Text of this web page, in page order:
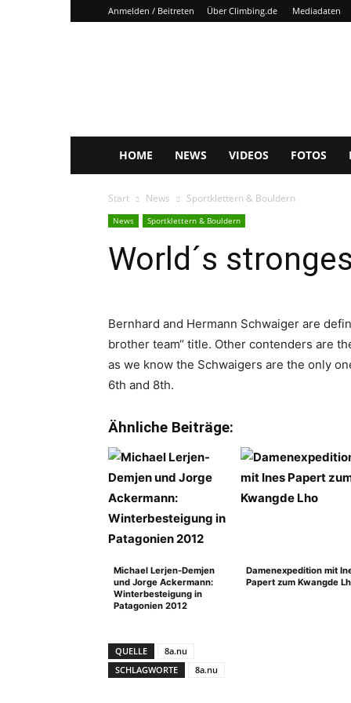
Anmelden / Beitreten Über Climbing.de Mediadaten
HOME NEWS VIDEOS FOTOS
Start News Sportklettern & Bouldern
News Sportklettern & Bouldern
World´s
Bernhard and Hermann Schwaiger are
brother team“ title. Other contenders are
as we know the Schwaigers are the only
6th and 8th.
Ähnliche Beiträge:
Michael Lerjen-Demjen
und Jorge Ackermann:
Winterbesteigung in
Patagonien 2012
Damenexpedition mit
Papert zum Kwangde
QUELLE
8a.nu
SCHLAGWORTE
8a.nu